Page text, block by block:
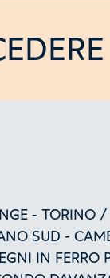
- TORINO /
SUD -
IN FERRO